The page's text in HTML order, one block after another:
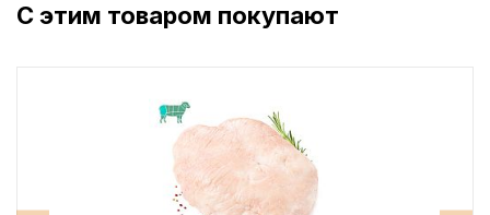
С этим товаром покупают